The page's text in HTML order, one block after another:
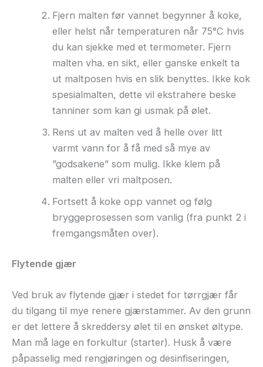
Fjern malten før vannet begynner å koke,
eller helst når temperaturen når 75°C hvis
du kan sjekke med et termometer. Fjern
malten vha. en sikt, eller ganske enkelt ta
ut maltposen hvis en slik benyttes. Ikke kok
spesialmalten, dette vil ekstrahere beske
tanniner som kan gi usmak på ølet.
Rens ut av malten ved å helle over litt
varmt vann for å få med så mye av
”godsakene” som mulig. Ikke klem på
malten eller vri maltposen.
Fortsett å koke opp vannet og følg
bryggeprosessen som vanlig (fra punkt 2 i
fremgangsmåten over).
Flytende gjær
Ved bruk av flytende gjær i stedet for tørrgjær får
du tilgang til mye renere gjærstammer. Av den grunn
er det lettere å skreddersy ølet til en ønsket øltype.
Man må lage en forkultur (starter). Husk å være
påpasselig med rengjøringen og desinfiseringen,